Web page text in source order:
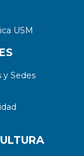
USM
Sedes